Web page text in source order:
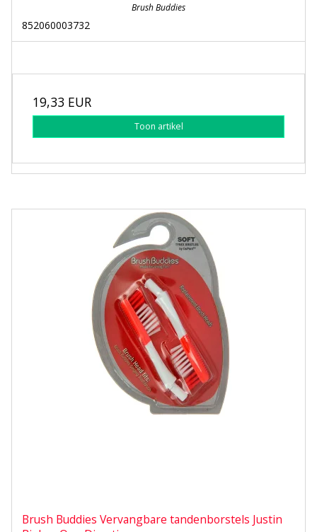
Brush Buddies
852060003732
19,33 EUR
Toon artikel
Brush Buddies Vervangbare tandenborstels Justin